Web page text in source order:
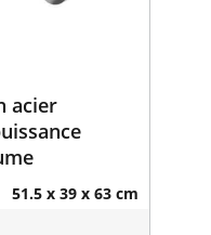
acier
51.5 x 39 x 63 cm